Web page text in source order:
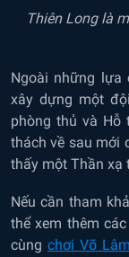
Thiên Long là
Ngoài những lựa
xây dựng một
phòng thủ và Hỗ
thách về sau mới
thấy một Thần xạ
Nếu cần tham
thể xem thêm
cùng chơi Võ